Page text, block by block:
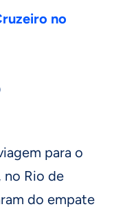
no
para o
Rio de
do empate